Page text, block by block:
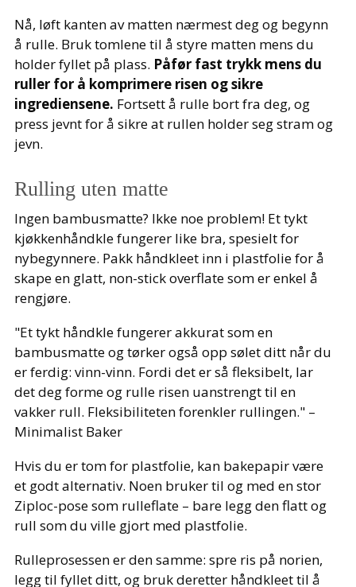
Nå, løft kanten av matten nærmest deg og begynn
å rulle. Bruk tomlene til å styre matten mens du
holder fyllet på plass. Påfør fast trykk mens du
ruller for å komprimere risen og sikre
ingrediensene. Fortsett å rulle bort fra deg, og
press jevnt for å sikre at rullen holder seg stram og
jevn.
Rulling uten matte
Ingen bambusmatte? Ikke noe problem! Et tykt
kjøkkenhåndkle fungerer like bra, spesielt for
nybegynnere. Pakk håndkleet inn i plastfolie for å
skape en glatt, non-stick overflate som er enkel å
rengjøre.
"Et tykt håndkle fungerer akkurat som en
bambusmatte og tørker også opp sølet ditt når du
er ferdig: vinn-vinn. Fordi det er så fleksibelt, lar
det deg forme og rulle risen uanstrengt til en
vakker rull. Fleksibiliteten forenkler rullingen." –
Minimalist Baker
Hvis du er tom for plastfolie, kan bakepapir være
et godt alternativ. Noen bruker til og med en stor
Ziploc-pose som rulleflate – bare legg den flatt og
rull som du ville gjort med plastfolie.
Rulleprosessen er den samme: spre ris på norien,
legg til fyllet ditt, og bruk deretter håndkleet til å